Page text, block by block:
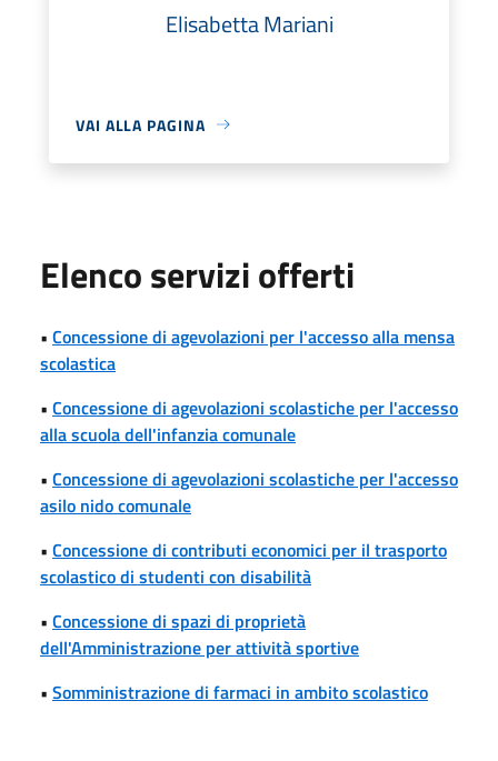
Elisabetta Mariani
VAI ALLA PAGINA
Elenco servizi offerti
• Concessione di agevolazioni per l'accesso alla mensa
scolastica
• Concessione di agevolazioni scolastiche per l'accesso
alla scuola dell'infanzia comunale
• Concessione di agevolazioni scolastiche per l'accesso
asilo nido comunale
• Concessione di contributi economici per il trasporto
scolastico di studenti con disabilità
• Concessione di spazi di proprietà
dell'Amministrazione per attività sportive
• Somministrazione di farmaci in ambito scolastico